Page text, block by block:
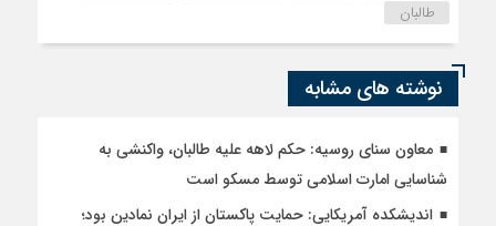
طالبان
نوشته های مشابه
معاون سنای روسیه: حکم لاهه علیه طالبان، واکنشی به
شناسایی امارت اسلامی توسط مسکو است
اندیشکده آمریکایی: حمایت پاکستان از ایران نمادین بود؛